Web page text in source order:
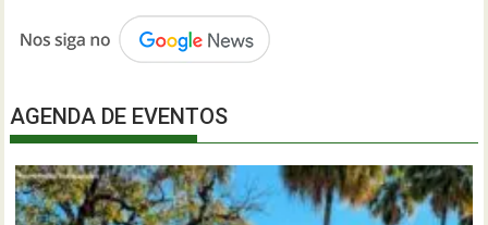
AGENDA DE EVENTOS